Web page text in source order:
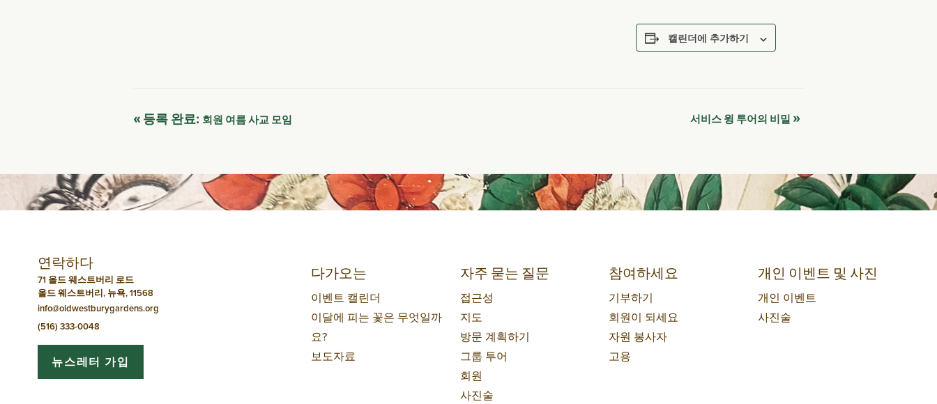
캘린더에 추가하기
이
트
네
게
이
« 등록 완료: 회원 여름 사교 모임 서비스 윙 투어의 비밀 »
연락하다
71 올드 웨스트버리 로드
올드 웨스트버리, 뉴욕, 11568
info@oldwestburygardens.org
(516) 333-0048
뉴스레터 가입
다가오는
이벤트 캘린더
이달에 피는 꽃은 무엇일까
요?
보도자료
자주 묻는 질문
접근성
지도
방문 계획하기
그룹 투어
회원
사진술
참여하세요
기부하기
회원이 되세요
자원 봉사자
고용
개인 이벤트 및 사진
개인 이벤트
사진술